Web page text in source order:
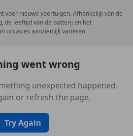
voor nieuwe voertuigen. Afhankelijk van de
de leeftijd van de batterij en het
occasies aanzienlijk variëren.
went wrong
unexpected happened.
or refresh the page.
Try Again